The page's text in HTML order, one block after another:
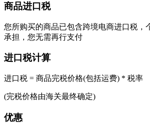
商品进口税
您所购买的商品已包含跨境电商进口税，
承担，您无需再行支付
进口税计算
进口税 = 商品完税价格(包括运费) * 税率
(完税价格由海关最终确定)
优惠